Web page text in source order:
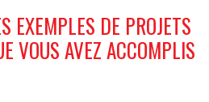
EXEMPLES DE PROJETS
VOUS AVEZ ACCOMPLIS